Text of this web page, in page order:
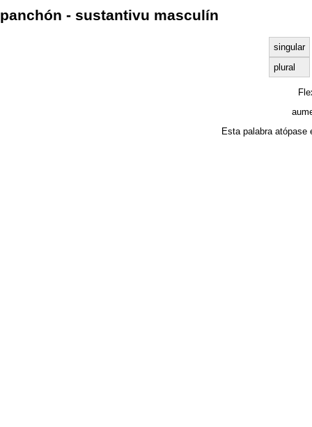
panchón - sustantivu masculín
singular
plural
Esta palabra atópase